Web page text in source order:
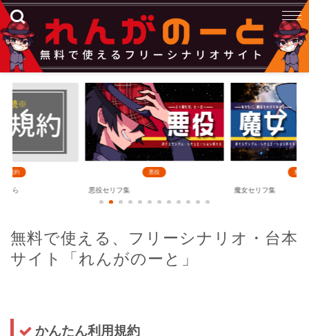
用規約
ちら
悪役
悪役セリフ集
魔女
魔女セリフ集
無料で使える、フリーシナリオ・台本
サイト「れんがのーと」
かんたん利用規約